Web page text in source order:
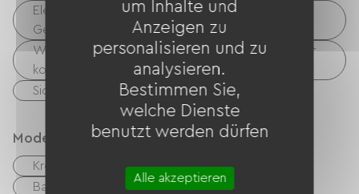
Elektrische Ladestation (für E-Bike-Akkus, GPS-
Geräte usw.)
Wäschemöglichkeiten vorhanden (kostenlos oder
kostenpflichtig)
Sicherer Fahrradunterstand
Modes de paiement
Kreditkarte Transfer
Schecks
Bargeld
Urlaubsgutscheine (ANCV)
um Inhalte und
Anzeigen zu
personalisieren und zu
analysieren.
Bestimmen Sie,
welche Dienste
benutzt werden dürfen
Alle akzeptieren